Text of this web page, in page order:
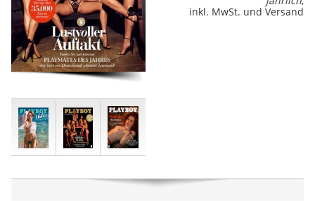
inkl. MwSt. und Versand